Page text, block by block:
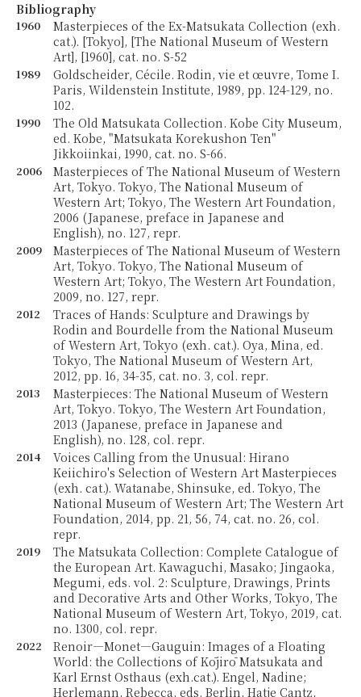
Bibliography
1960
Masterpieces of the Ex-Matsukata Collection (exh.
cat.). [Tokyo], [The National Museum of Western
Art], [1960], cat. no. S-52
1989
Goldscheider, Cécile. Rodin, vie et œuvre, Tome I.
Paris, Wildenstein Institute, 1989, pp. 124-129, no.
102.
1990
The Old Matsukata Collection. Kobe City Museum,
ed. Kobe, "Matsukata Korekushon Ten"
Jikkoiinkai, 1990, cat. no. S-66.
2006
Masterpieces of The National Museum of Western
Art, Tokyo. Tokyo, The National Museum of
Western Art; Tokyo, The Western Art Foundation,
2006 (Japanese, preface in Japanese and
English), no. 127, repr.
2009
Masterpieces of The National Museum of Western
Art, Tokyo. Tokyo, The National Museum of
Western Art; Tokyo, The Western Art Foundation,
2009, no. 127, repr.
2012
Traces of Hands: Sculpture and Drawings by
Rodin and Bourdelle from the National Museum
of Western Art, Tokyo (exh. cat.). Oya, Mina, ed.
Tokyo, The National Museum of Western Art,
2012, pp. 16, 34-35, cat. no. 3, col. repr.
2013
Masterpieces: The National Museum of Western
Art, Tokyo. Tokyo, The Western Art Foundation,
2013 (Japanese, preface in Japanese and
English), no. 128, col. repr.
2014
Voices Calling from the Unusual: Hirano
Keiichiro's Selection of Western Art Masterpieces
(exh. cat.). Watanabe, Shinsuke, ed. Tokyo, The
National Museum of Western Art; The Western Art
Foundation, 2014, pp. 21, 56, 74, cat. no. 26, col.
repr.
2019
The Matsukata Collection: Complete Catalogue of
the European Art. Kawaguchi, Masako; Jingaoka,
Megumi, eds. vol. 2: Sculpture, Drawings, Prints
and Decorative Arts and Other Works, Tokyo, The
National Museum of Western Art, Tokyo, 2019, cat.
no. 1300, col. repr.
2022
Renoir—Monet—Gauguin: Images of a Floating
World: the Collections of Kōjirō Matsukata and
Karl Ernst Osthaus (exh.cat.). Engel, Nadine;
Herlemann, Rebecca, eds. Berlin, Hatje Cantz,